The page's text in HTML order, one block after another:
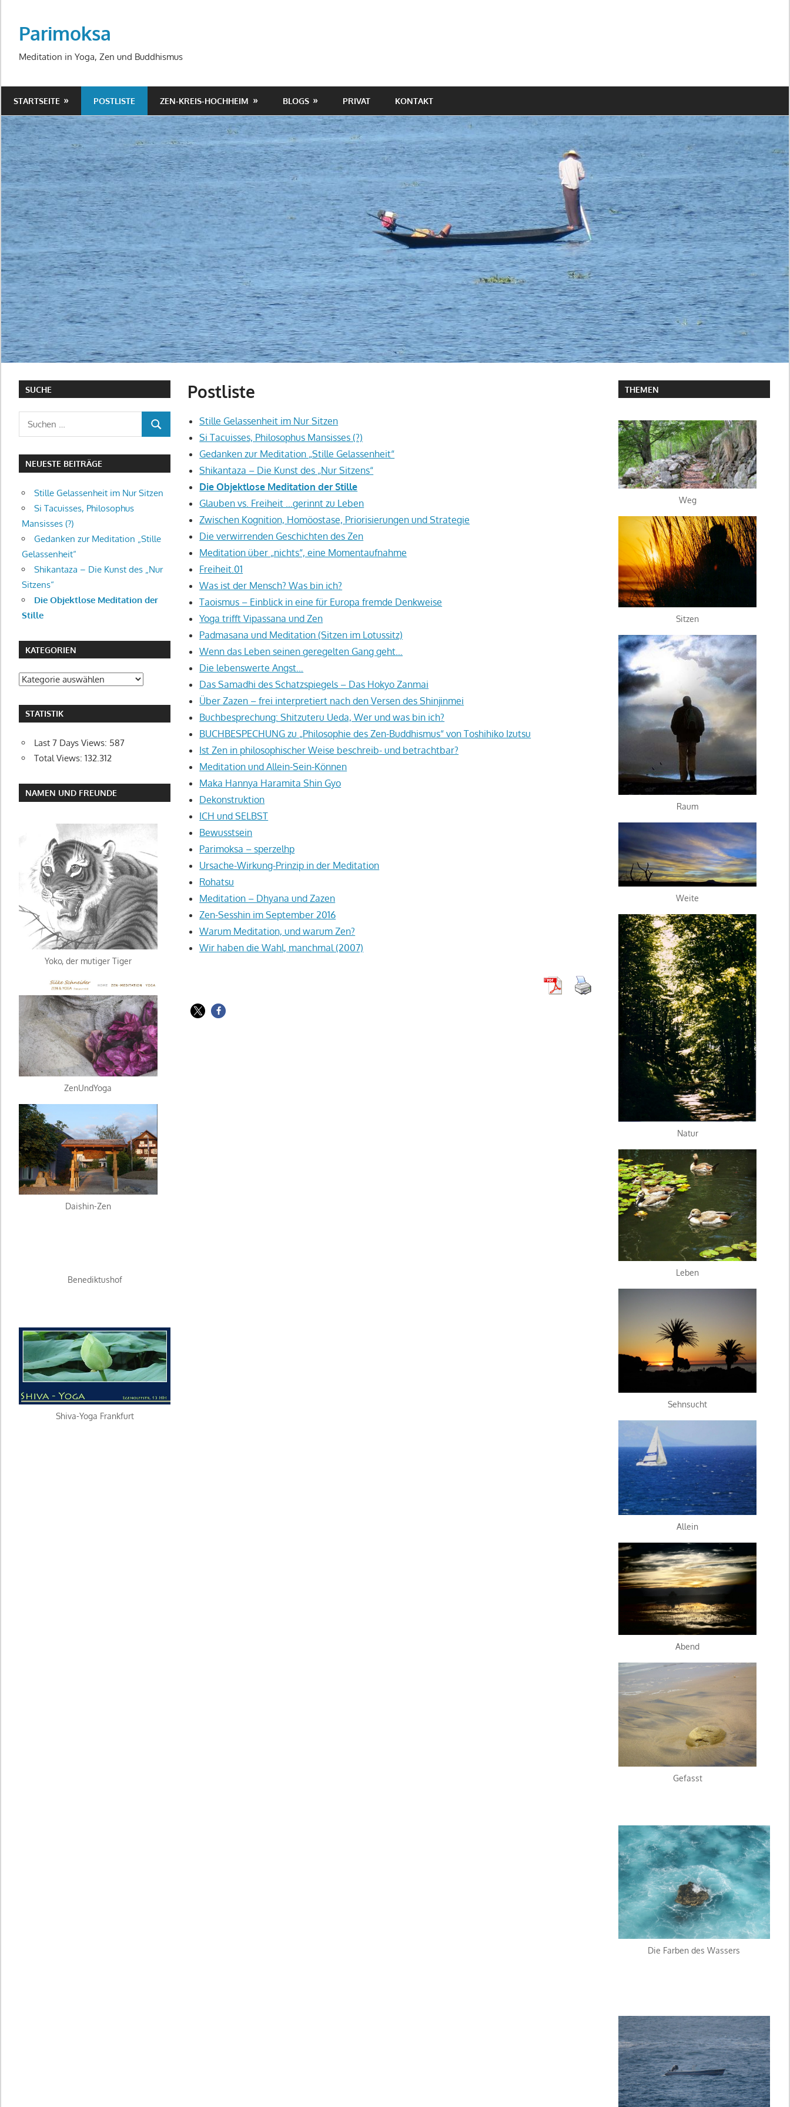
springenParimoksa
Meditation in Yoga, Zen und Buddhismus
STARTSEITE POSTLISTE ZEN-KREIS-HOCHHEIM BLOGS PRIVAT KONTAKT
Postliste
Stille Gelassenheit im Nur Sitzen
Si Tacuisses, Philosophus Mansisses (?)
Gedanken zur Meditation „Stille Gelassenheit“
Shikantaza – Die Kunst des „Nur Sitzens“
Die Objektlose Meditation der Stille
Glauben vs. Freiheit …gerinnt zu Leben
Zwischen Kognition, Homöostase, Priorisierungen und Strategie
Die verwirrenden Geschichten des Zen
Meditation über „nichts“, eine Momentaufnahme
Freiheit.01
Was ist der Mensch? Was bin ich?
Taoismus – Einblick in eine für Europa fremde Denkweise
Yoga trifft Vipassana und Zen
Padmasana und Meditation (Sitzen im Lotussitz)
Wenn das Leben seinen geregelten Gang geht…
Die lebenswerte Angst…
Das Samadhi des Schatzspiegels – Das Hokyo Zanmai
Über Zazen – frei interpretiert nach den Versen des Shinjinmei
Buchbesprechung: Shitzuteru Ueda, Wer und was bin ich?
BUCHBESPECHUNG zu „Philosophie des Zen-Buddhismus“ von Toshihiko Izutsu
Ist Zen in philosophischer Weise beschreib- und betrachtbar?
Meditation und Allein-Sein-Können
Maka Hannya Haramita Shin Gyo
Dekonstruktion
ICH und SELBST
Bewusstsein
Parimoksa – sperzelhp
Ursache-Wirkung-Prinzip in der Meditation
Rohatsu
Meditation – Dhyana und Zazen
Zen-Sesshin im September 2016
Warum Meditation, und warum Zen?
Wir haben die Wahl, manchmal (2007)
SUCHE
Suchen
nach:
SUCHEN
NEUESTE BEITRÄGE
Stille Gelassenheit im Nur Sitzen
Si Tacuisses, Philosophus
Mansisses (?)
Gedanken zur Meditation „Stille
Gelassenheit“
Shikantaza – Die Kunst des „Nur
Sitzens“
Die Objektlose Meditation der
Stille
KATEGORIEN
Kategorien
STATISTIK
Last 7 Days Views: 587
Total Views: 132.312
NAMEN UND FREUNDE
Yoko, der mutiger Tiger
ZenUndYoga
Daishin-Zen
Benediktushof
Shiva-Yoga Frankfurt
THEMEN
Weg
Sitzen
Raum
Weite
Natur
Leben
Sehnsucht
Allein
Abend
Gefasst
Die Farben des Wassers